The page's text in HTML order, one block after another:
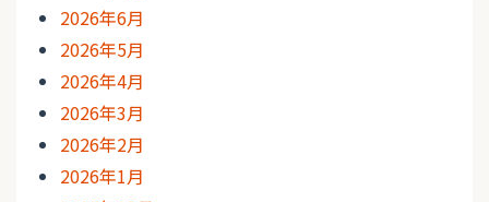
2026年6月
2026年5月
2026年4月
2026年3月
2026年2月
2026年1月